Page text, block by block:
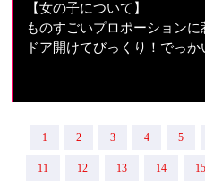
指のきれいなつま先まで、
発情期の犬のようにしがみつ
上から撫でても、下から撫
り着かない、気の遠くなる
それでいてKARENさんは、
ます。日頃のストレスや疲
【女の子について】
ものすごいプロポーションに
ドア開けてびっくり！でっ
点セット。特に目元が本当
横にならんでまたびっくり
人気なのも頷けます！
1 2 3 4 5
11 12 13 14 15